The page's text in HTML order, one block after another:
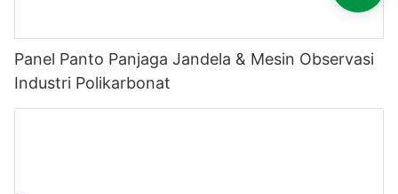
Panel Panto Panjaga Jandela & Mesin Observasi
Industri Polikarbonat